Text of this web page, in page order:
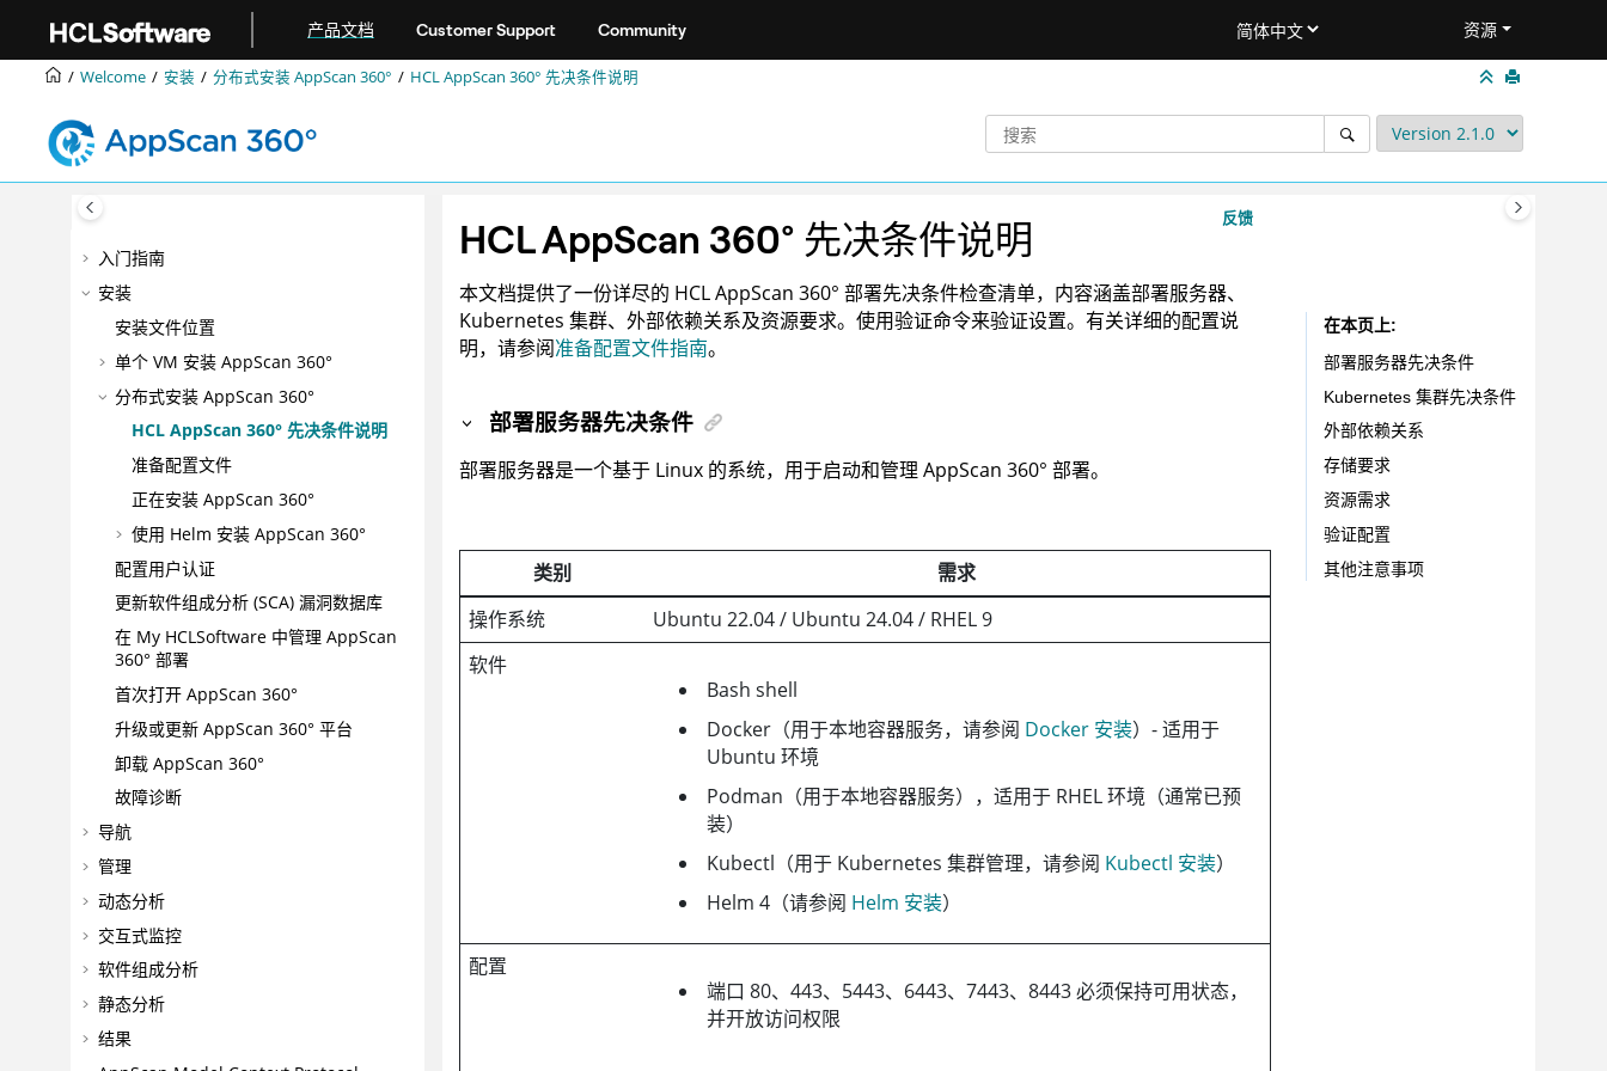
产品文档 Customer Support Community 资源
Welcome 安装 分布式安装 AppScan 360° HCL AppScan 360° 先决条件说明
入门指南
安装
安装文件位置
单个 VM 安装 AppScan 360°
分布式安装 AppScan 360°
HCL AppScan 360° 先决条件说明
准备配置文件
正在安装 AppScan 360°
使用 Helm 安装 AppScan 360°
配置用户认证
更新软件组成分析 (SCA) 漏洞数据库
在 My HCLSoftware 中管理 AppScan
360° 部署
首次打开 AppScan 360°
升级或更新 AppScan 360° 平台
卸载 AppScan 360°
故障诊断
导航
管理
动态分析
交互式监控
软件组成分析
静态分析
结果
反馈
HCL AppScan 360° 先决条件说明
本文档提供了一份详尽的 HCL AppScan 360° 部署先决条件检查清单，内容涵盖部署服务器、
Kubernetes 集群、外部依赖关系及资源要求。使用验证命令来验证设置。有关详细的配置说
明，请参阅准备配置文件指南。
部署服务器先决条件
部署服务器是一个基于 Linux 的系统，用于启动和管理 AppScan 360° 部署。
类别
需求
操作系统
Ubuntu 22.04 / Ubuntu 24.04 / RHEL 9
软件
Bash shell
Docker（用于本地容器服务，请参阅 Docker 安装）- 适用于
Ubuntu 环境
Podman（用于本地容器服务），适用于 RHEL 环境（通常已预
装）
Kubectl（用于 Kubernetes 集群管理，请参阅 Kubectl 安装）
Helm 4（请参阅 Helm 安装）
配置
端口 80、443、5443、6443、7443、8443 必须保持可用状态，
并开放访问权限
在本页上
部署服务器先决条件
Kubernetes 集群先决条件
外部依赖关系
存储要求
资源需求
验证配置
其他注意事项